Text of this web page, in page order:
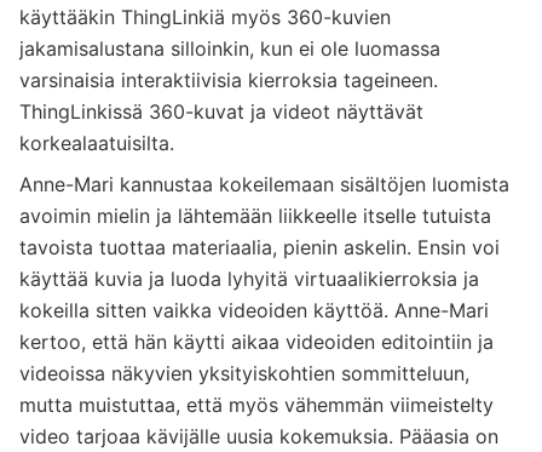
käyttääkin ThingLinkiä myös 360-kuvien
jakamisalustana silloinkin, kun ei ole luomassa
varsinaisia interaktiivisia kierroksia tageineen.
ThingLinkissä 360-kuvat ja videot näyttävät
korkealaatuisilta.
Anne-Mari kannustaa kokeilemaan sisältöjen luomista
avoimin mielin ja lähtemään liikkeelle itselle tutuista
tavoista tuottaa materiaalia, pienin askelin. Ensin voi
käyttää kuvia ja luoda lyhyitä virtuaalikierroksia ja
kokeilla sitten vaikka videoiden käyttöä. Anne-Mari
kertoo, että hän käytti aikaa videoiden editointiin ja
videoissa näkyvien yksityiskohtien sommitteluun,
mutta muistuttaa, että myös vähemmän viimeistelty
video tarjoaa kävijälle uusia kokemuksia. Pääasia on